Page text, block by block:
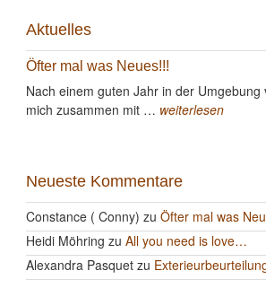
Aktuelles
Öfter mal was Neues!!!
Nach einem guten Jahr in der Umgebung
mich zusammen mit … weiterlesen
Neueste Kommentare
Constance ( Conny) zu Öfter mal was
Heidi Möhring zu All you need is love…
Alexandra Pasquetzu